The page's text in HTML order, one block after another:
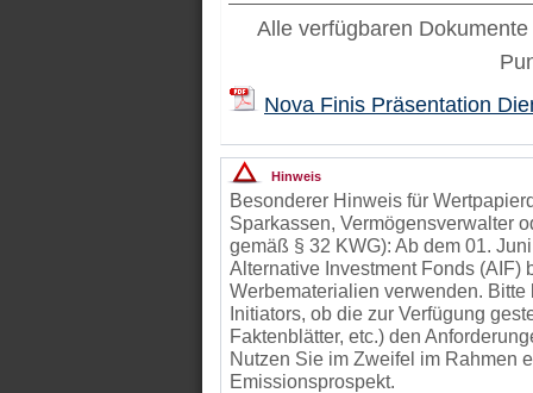
Alle verfügbaren
Nova Finis Präsentation
Hinweis
Besonderer Hinweis für
Sparkassen, Vermögensverwalter
gemäß § 32 KWG): Ab dem 01.
Alternative Investment Fonds (AIF)
Werbematerialien verwenden.
Initiators, ob die zur Verfügung
Faktenblätter, etc.) den
Nutzen Sie im Zweifel im Rahmen
Emissionsprospekt.